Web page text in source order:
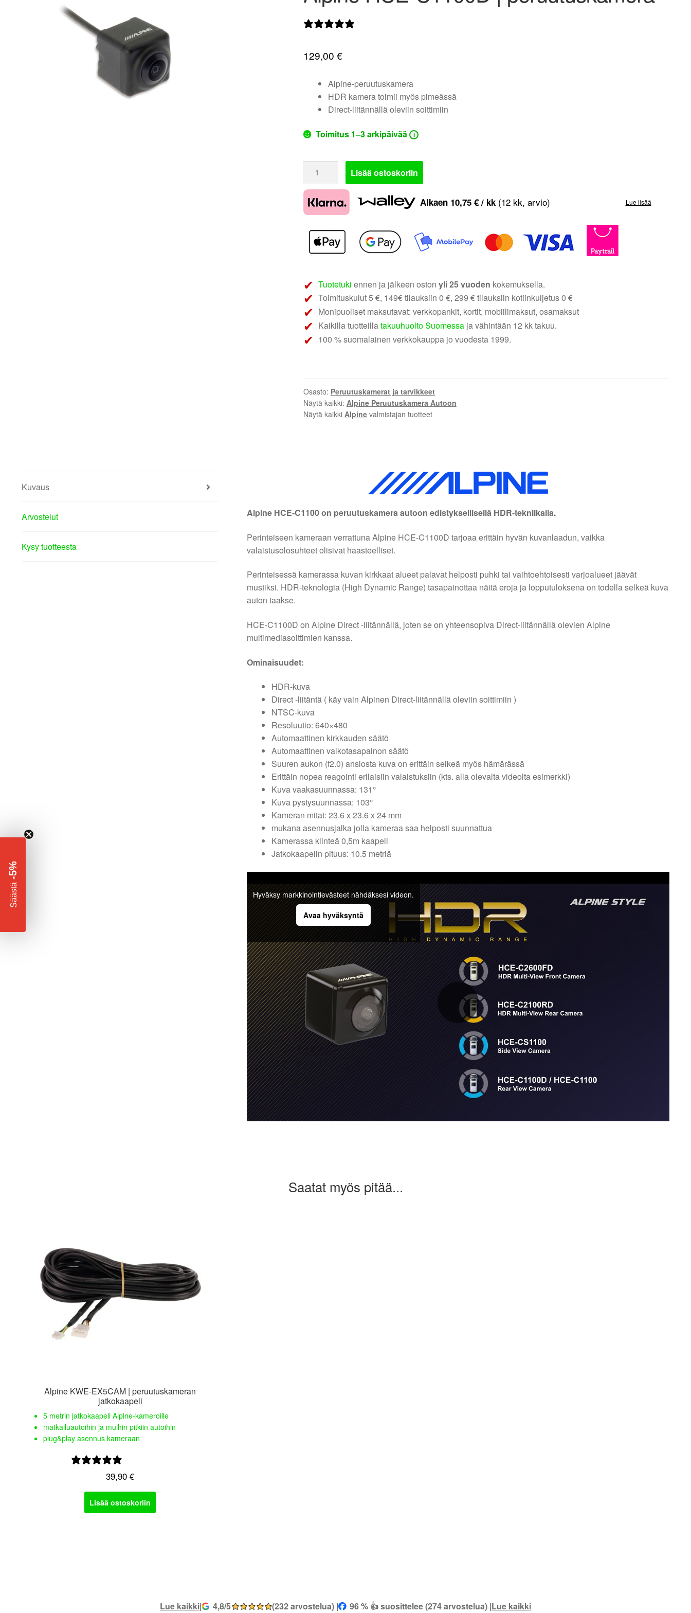
129,00 €
Alpine-peruutuskamera
HDR kamera toimii myös pimeässä
Direct-liitännällä oleviin soittimiin
Toimitus 1–3 arkipäivää i
Alpine
C1100D
peruutuskamera
määrä
Lisää ostoskoriin
Alkaen 10,75 €/ kk(12 kk, arvio) Lue lisää
Tuotetuki ennen ja jälkeen oston yli 25 vuoden kokemuksella.
Toimituskulut 5 €, 149€ tilauksiin 0 €, 299 € tilauksiin kotiinkuljetus 0 €
Monipuoliset maksutavat: verkkopankit, kortit, mobiilimaksut, osamaksut
Kaikilla tuotteillatakuuhuolto Suomessaja vähintään 12 kk takuu.
100 % suomalainen verkkokauppa jo vuodesta 1999.
Osasto: Peruutuskamerat ja tarvikkeet
Näytä kaikki: Alpine Peruutuskamera Autoon
Näytä kaikki Alpinevalmistajan tuotteet
Kuvaus
Arvostelut
Kysy tuotteesta
Alpine HCE-C1100 on peruutuskamera autoon edistyksellisellä HDR-tekniikalla.
Perinteiseen kameraan verrattuna Alpine HCE-C1100D tarjoaa erittäin hyvän kuvanlaadun, vaikka
valaistusolosuhteet olisivat haasteelliset.
Perinteisessä kamerassa kuvan kirkkaat alueet palavat helposti puhki tai vaihtoehtoisesti varjoalueet jäävät
mustiksi. HDR-teknologia (High Dynamic Range) tasapainottaa näitä eroja ja lopputuloksena on todella selkeä kuva
auton taakse.
HCE-C1100D on Alpine Direct -liitännällä, joten se on yhteensopiva Direct-liitännällä olevien Alpine
multimediasoittimien kanssa.
Ominaisuudet:
HDR-kuva
Direct -liitäntä ( käy vain Alpinen Direct-liitännällä oleviin soittimiin )
NTSC-kuva
Resoluutio: 640×480
Automaattinen kirkkauden säätö
Automaattinen valkotasapainon säätö
Suuren aukon (f2.0) ansiosta kuva on erittäin selkeä myös hämärässä
Erittäin nopea reagointi erilaisiin valaistuksiin (kts. alla olevalta videolta esimerkki)
Kuva vaakasuunnassa: 131°
Kuva pystysuunnassa: 103°
Kameran mitat: 23.6 x 23.6 x 24 mm
mukana asennusjalka jolla kameraa saa helposti suunnattua
Kamerassa kiinteä 0,5m kaapeli
Jatkokaapelin pituus: 10.5 metriä
Hyväksy markkinointievästeet nähdäksesi videon.
Avaa hyväksyntä
Saatat myös pitää...
Alpine KWE-EX5CAM | peruutuskameran
jatkokaapeli
5 metrin jatkokaapeli Alpine-kameroille
matkailuautoihin ja muihin pitkiin autoihin
plug&play asennus kameraan
39,90€
Lisää ostoskoriin
Lue kaikki| 4,8/5 (232 arvostelua) | 96 % 👍 suosittelee (274 arvostelua) |Lue kaikki
Säästä
-5%